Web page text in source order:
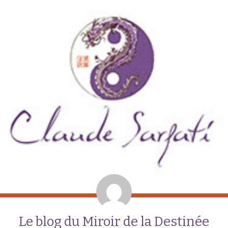
Le blog du Miroir de la Destinée